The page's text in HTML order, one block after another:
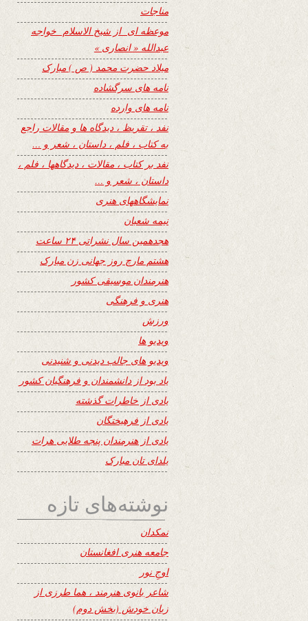
مناجات
موعظه ای از شیخ الاسلام خواجه
عبدالله « انصاری »
میلاد حضرت محمد ( ص ) مبارک
نامه های سرگشاده
نامه های وارده
نفد ، تقریظ ، دیدگاه ها و مقالات راجع
به کتاب ، فلم ، داستان ، شعر و …
نفد بر کتاب ، مقالات ، دیدگاهها ، فلم ،
داستان ، شعر و …
نمایشگاههای هنری
نیمه شعبان
هجدهمین سال نشراتی ۲۴ ساعت
هشتم مارچ روز جهانی زن مبارک
هنرمندان موسیقی کشور
هنری و فرهنگی
ورزش
ویدیو ها
ویدیو های جالب دیدنی و شنیدنی
یاد بود از دانشمندان و فرهنگیان کشور
یادی از خاطرات گذشته
یادی از فرهیختگان
یادی از هنرمندان پنجه طلایی هرات
یلدای تان مبارک
نوشته‌های تازه
نمکدان
جامعه هنری افغانستان
اوجِ نور
شاعر بانوی هنرمند ، هما طرزی از
زبان خودش (بخش دوم)